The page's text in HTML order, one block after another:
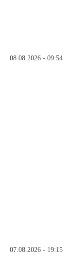
08.08.2026 - 09:54
07.08.2026 - 19:15